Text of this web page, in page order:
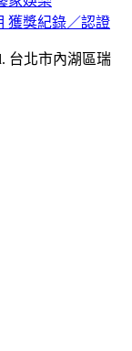
獲獎紀錄／認證
台北市內湖區瑞